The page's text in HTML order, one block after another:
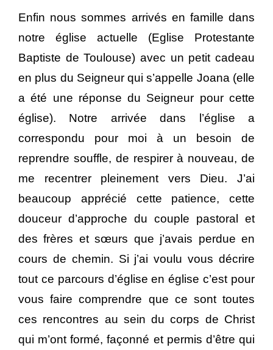
Enfin nous sommes arrivés en famille dans
notre église actuelle (Eglise Protestante
Baptiste de Toulouse) avec un petit cadeau
en plus du Seigneur qui s’appelle Joana (elle
a été une réponse du Seigneur pour cette
église). Notre arrivée dans l’église a
correspondu pour moi à un besoin de
reprendre souffle, de respirer à nouveau, de
me recentrer pleinement vers Dieu. J’ai
beaucoup apprécié cette patience, cette
douceur d’approche du couple pastoral et
des frères et sœurs que j’avais perdue en
cours de chemin. Si j’ai voulu vous décrire
tout ce parcours d’église en église c’est pour
vous faire comprendre que ce sont toutes
ces rencontres au sein du corps de Christ
qui m’ont formé, façonné et permis d’être qui